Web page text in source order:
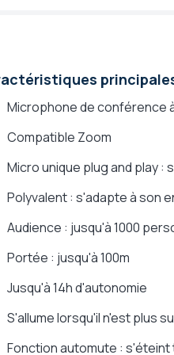
Microphone de conférence
Compatible Zoom
Micro unique plug and play
Polyvalent : s'adapte à son
Audience : jusqu'à 1000
Portée : jusqu'à 100m
Jusqu'à 14h d'autonomie
S'allume lorsqu'il n'est plus
Fonction automute :